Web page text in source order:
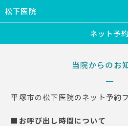
松下医院
ネット予約
当院からのお
平塚市の松下医院のネット予約
■お呼び出し時間について